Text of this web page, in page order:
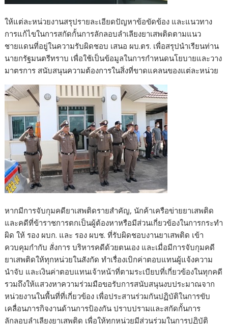
ให้แต่ละหน่วยงานสรุปรายละเอียดปัญหาข้อขัดข้อง และแนวทาง
การแก้ไขในการสกัดกั้นการลักลอบลำเลียงยาเสพติดตามแนว
ชายแดนที่อยู่ในความรับผิดชอบ เสนอ ผบ.ตร. เพื่อสรุปนำเรียนท่าน
นายกรัฐมนตรีทราบ เพื่อใช้เป็นข้อมูลในการกำหนดนโยบายและวาง
มาตรการ สนับสนุนความต้องการในสิ่งที่ขาดแคลนของแต่ละหน่วย
หากมีการจับกุมคดียาเสพติดรายสำคัญ, นักค้าเครือข่ายยาเสพติด
และคดีที่ข้าราชการตกเป็นผู้ต้องหาหรือมีส่วนเกี่ยวข้องในการกระทำ
ผิด ให้ รอง ผบก. และ รอง ผบช. ที่รับผิดชอบงานยาเสพติด เข้า
ควบคุมกำกับ สั่งการ บริหารคดีด้วยตนเอง และเมื่อมีการจับกุมคดี
ยาเสพติดให้ทุกหน่วยในสังกัด ทำเรื่องเบิกค่าตอบแทนผู้แจ้งความ
นำจับ และเงินค่าตอบแทนเจ้าหน้าที่ตามระเบียบที่เกี่ยวข้องในทุกคดี
รวมถึงให้แสวงหาความร่วมมือขอรับการสนับสนุนงบประมาณจาก
หน่วยงานในพื้นที่ที่เกี่ยวข้อง เพื่อประสานร่วมกันปฏิบัติในการขับ
เคลื่อนภารกิจงานด้านการป้องกัน ปราบปรามและสกัดกั้นการ
ลักลอบลำเลียงยาเสพติด เพื่อให้ทุกหน่วยมีส่วนร่วมในการปฏิบัติ